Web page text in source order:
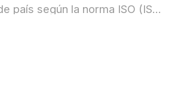
Los código de país según la norma ISO (ISO-3166)